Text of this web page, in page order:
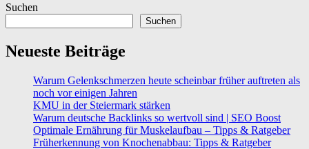
Suchen
Suchen
Neueste Beiträge
Warum Gelenkschmerzen heute scheinbar früher auftreten als
noch vor einigen Jahren
KMU in der Steiermark stärken
Warum deutsche Backlinks so wertvoll sind | SEO Boost
Optimale Ernährung für Muskelaufbau – Tipps & Ratgeber
Früherkennung von Knochenabbau: Tipps & Ratgeber